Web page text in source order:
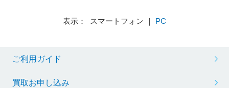
表示： スマートフォン ｜ PC
ご利用ガイド
買取お申し込み